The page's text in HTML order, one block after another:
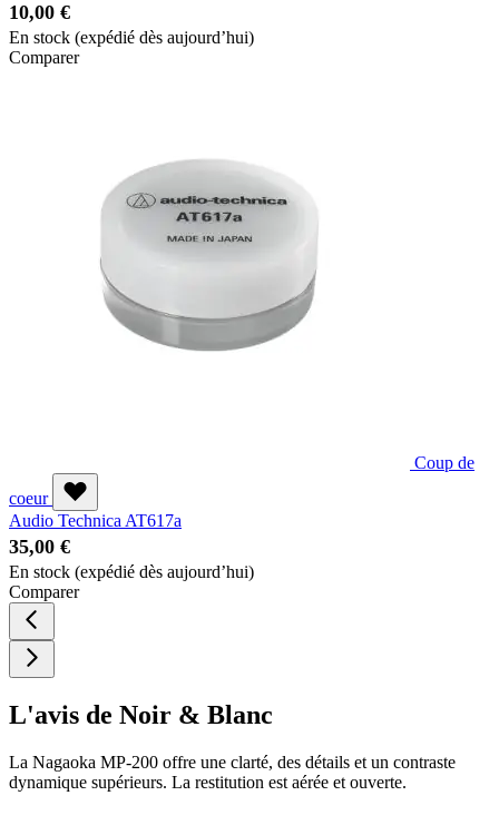
10,00 €
En stock (expédié dès aujourd’hui)
Comparer
Coup de
coeur
Audio Technica AT617a
35,00 €
En stock (expédié dès aujourd’hui)
Comparer
L'avis de Noir & Blanc
La Nagaoka MP-200 offre une clarté, des détails et un contraste
dynamique supérieurs. La restitution est aérée et ouverte.